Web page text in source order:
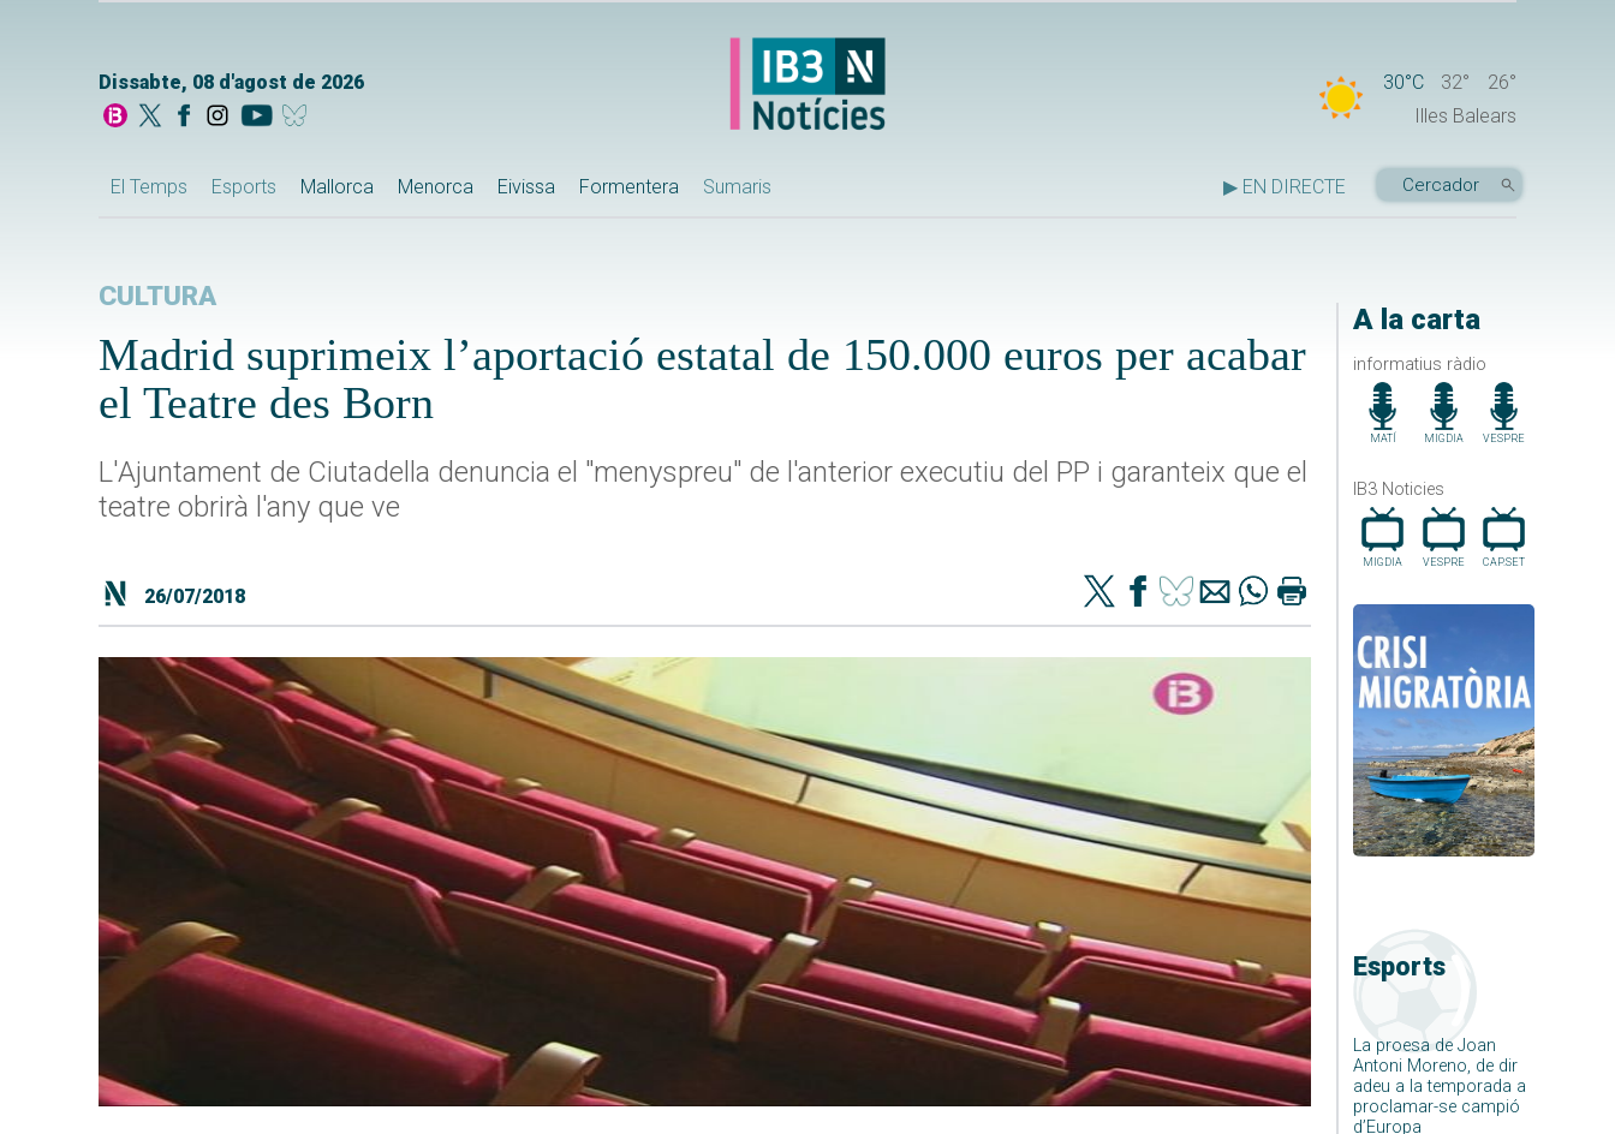
Dissabte, 08 d'agost de 2026 30°C 32°
26°
Illes Balears
El Temps Esports Mallorca Menorca Eivissa Formentera Sumaris ▶ EN DIRECTE
A la carta
informatius ràdio
MATÍ MIGDIA VESPRE
IB3 Noticies
MIGDIA VESPRE CAP.SET
Esports
La proesa de Joan
Antoni Moreno, de dir
adeu a la temporada a
proclamar-se campió
d’Europa
CULTURA
Madrid suprimeix l’aportació estatal de 150.000 euros per acabar
el Teatre des Born
L'Ajuntament de Ciutadella denuncia el "menyspreu" de l'anterior executiu del PP i garanteix que el
teatre obrirà l'any que ve
26/07/2018